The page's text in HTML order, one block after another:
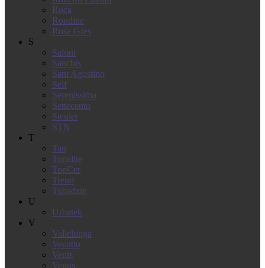
Roca
Rondine
Rosa Gres
S
Saloni
Sanchis
Sant Agostino
Self
Serenissima
Settecento
Steuler
STN
T
Tau
Tonalite
TopCer
Trend
Tubadzin
U
Urbatek
V
Vallelunga
Venatto
Venis
Venus